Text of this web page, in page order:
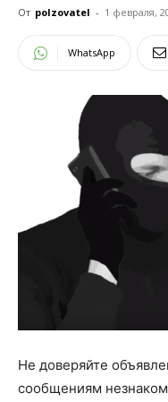
От polzovatel - 1 февраля,
WhatsApp
Не доверяйте
сообщениям